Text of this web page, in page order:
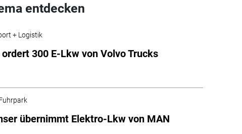
entdecken
+ Logistik
ordert 300 E-Lkw von Volvo Trucks
übernimmt Elektro-Lkw von MAN